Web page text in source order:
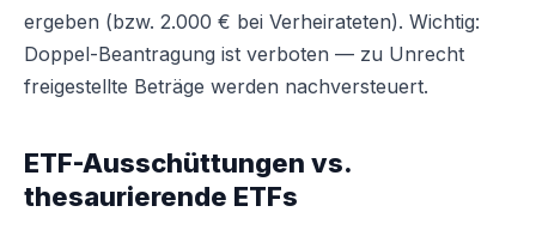
ergeben (bzw. 2.000 € bei Verheirateten). Wichtig:
Doppel-Beantragung ist verboten — zu Unrecht
freigestellte Beträge werden nachversteuert.
ETF-Ausschüttungen vs.
thesaurierende ETFs